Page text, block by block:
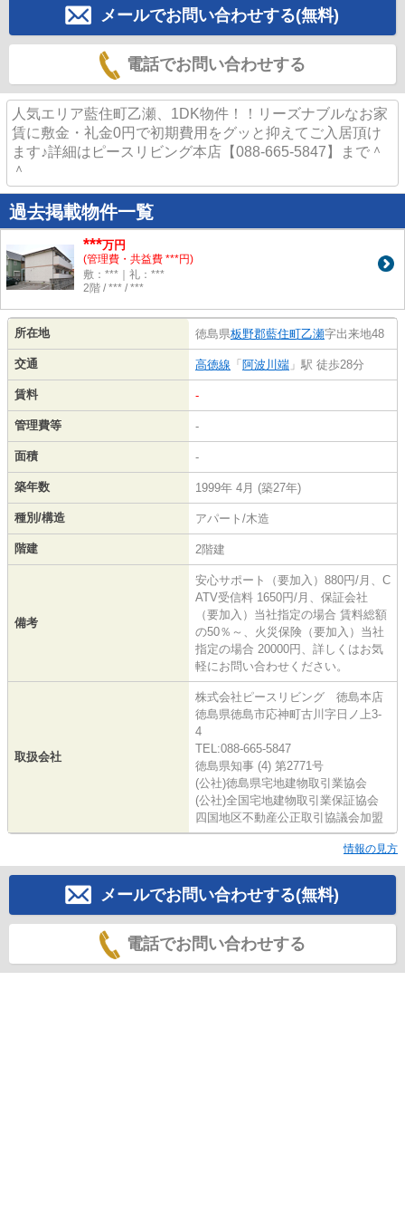
メールでお問い合わせする(無料)
電話でお問い合わせする
人気エリア藍住町乙瀬、1DK物件！！リーズナブルなお家
賃に敷金・礼金0円で初期費用をグッと抑えてご入居頂け
ます♪詳細はピースリビング本店【088-665-5847】まで＾
＾
過去掲載物件一覧
***万円
(管理費・共益費 ***円)
敷：***｜礼：***
2階 / *** / ***
所在地 徳島県板野郡藍住町乙瀬字出来地48
交通 高徳線 「 阿波川端 」駅 徒歩28分
賃料 -
管理費等 -
面積 -
築年数 1999年 4月 (築27年)
種別/構造 アパート/木造
階建 2階建
備考
安心サポート（要加入）880円/月、C
ATV受信料 1650円/月、保証会社
（要加入）当社指定の場合 賃料総額
の50％～、火災保険（要加入）当社
指定の場合 20000円、詳しくはお気
軽にお問い合わせください。
取扱会社
株式会社ピースリビング 徳島本店
徳島県徳島市応神町古川字日ノ上3-
4
TEL:088-665-5847
徳島県知事 (4) 第2771号
(公社)徳島県宅地建物取引業協会
(公社)全国宅地建物取引業保証協会
四国地区不動産公正取引協議会加盟
情報の見方
メールでお問い合わせする(無料)
電話でお問い合わせする